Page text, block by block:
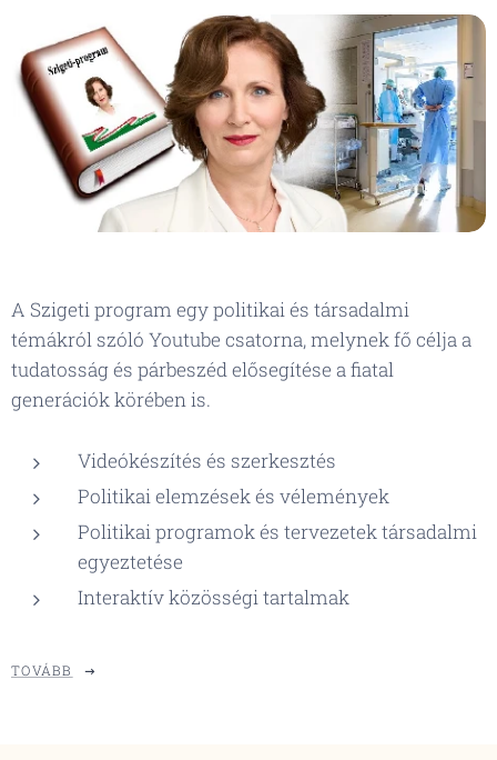
A Szigeti program egy politikai és társadalmi
témákról szóló Youtube csatorna, melynek fő célja a
tudatosság és párbeszéd elősegítése a fiatal
generációk körében is.
Videókészítés és szerkesztés
Politikai elemzések és vélemények
Politikai programok és tervezetek társadalmi
egyeztetése
Interaktív közösségi tartalmak
TOVÁBB